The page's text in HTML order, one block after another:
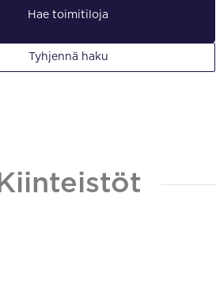
Hae toimitiloja
Tyhjennä haku
Kiinteistöt